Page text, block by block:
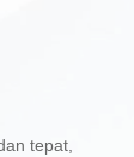
tepat,